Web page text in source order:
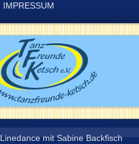
IMPRESSUM
Linedance mit Sabine Backfisch